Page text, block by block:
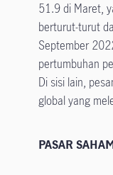
51.9 di Maret,
berturut-turut
September
pertumbuhan
Di sisi lain,
global yang
PASAR